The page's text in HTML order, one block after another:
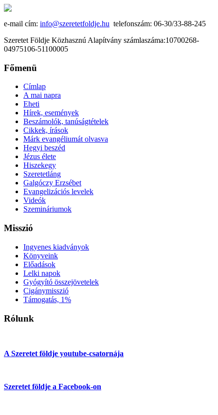
e-mail cím: info@szeretetfoldje.hu telefonszám: 06-30/33-88-245
Szeretet Földje Közhasznú Alapítvány számlaszáma:10700268-
04975106-51100005
Főmenü
Címlap
A mai napra
Eheti
Hírek, események
Beszámolók, tanúságtételek
Cikkek, írások
Márk evangéliumát olvasva
Hegyi beszéd
Jézus élete
Hiszekegy
Szeretetláng
Galgóczy Erzsébet
Evangelizációs levelek
Videók
Szemináriumok
Misszió
Ingyenes kiadványok
Könyveink
Előadások
Lelki napok
Gyógyító összejövetelek
Cigánymisszió
Támogatás, 1%
Rólunk
A Szeretet földje youtube-csatornája
Szeretet földje a Facebook-on